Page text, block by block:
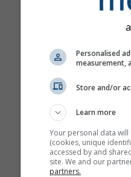
Personalised
measurement,
Store and/or
Learn more
Your personal data
(cookies, unique
accessed by and
site. We and our
partners.